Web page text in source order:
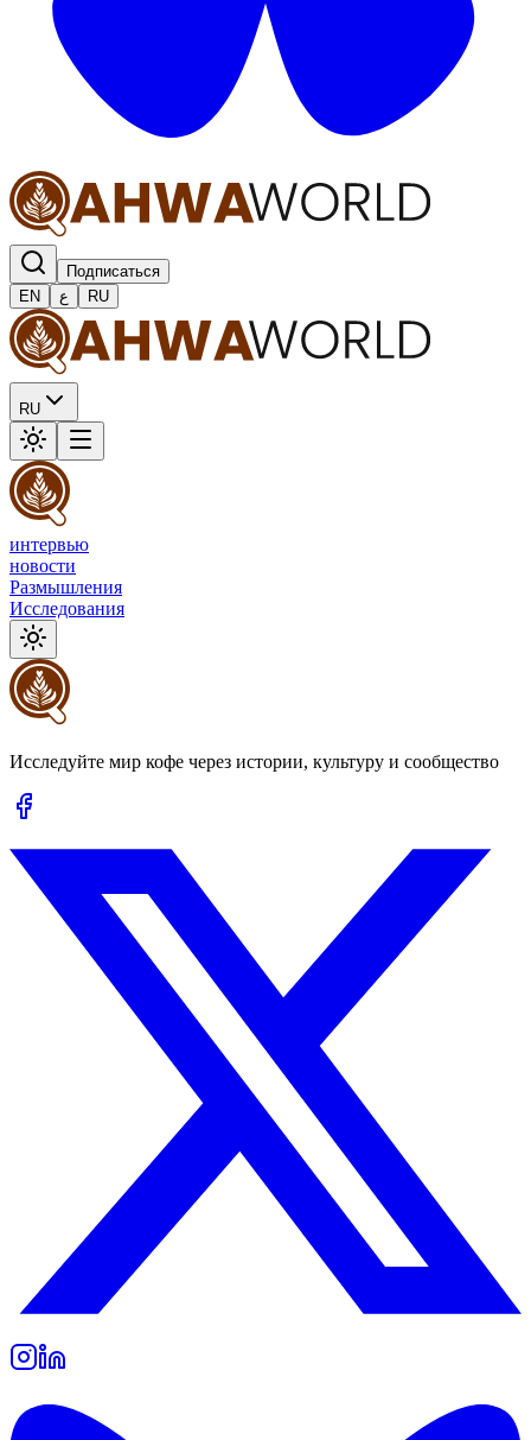
Подписаться
EN
ع RU
RU
интервью
новости
Размышления
Исследования
Исследуйте мир кофе через истории, культуру и сообщество